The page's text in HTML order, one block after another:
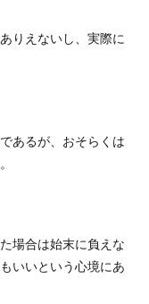
りえないし、実際に
あるが、おそらくは
場合は始末に負えな
いいという心境にあ